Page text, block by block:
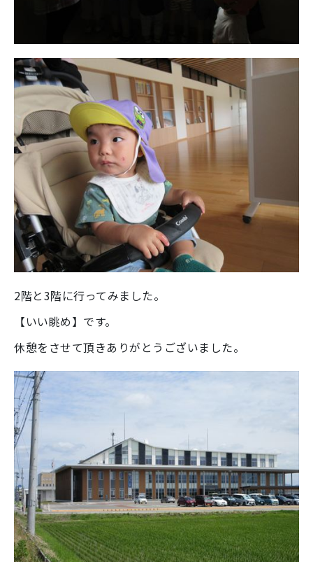
2階と3階に行ってみました。
【いい眺め】です。
休憩をさせて頂きありがとうございました。